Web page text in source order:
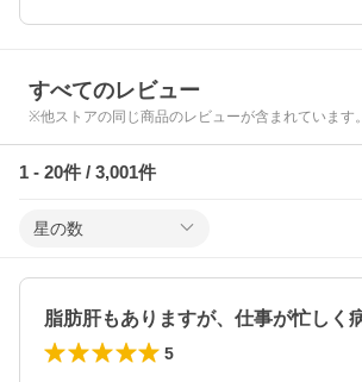
すべてのレビュー
※他ストアの同じ商品のレビューが含まれています。
1 - 20件 / 3,001件
星の数
5